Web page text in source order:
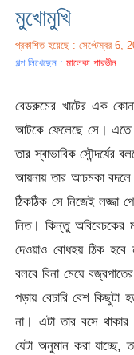
মুখোমুখি
প্রকাশিত হয়েছে : সেপ্টেম্বর 6,
গল্প লিখেছেন :মালেকা পারভীন
বেডরুমের খাটের এক
আটকে ফেলেছে সে। এতে
তার স্বাভাবিক সৌন্দর্যের
আয়নায় তার আচমকা বদলে
ঠিকঠিক সে নিজেই লজ্জা
নিত। কিন্তু অবিবেচকের
দেওয়াও বোধহয় ঠিক হবে
বলবে বিনা মেঘে
পড়ায় বেচারি বেশ
না। এটা তার বসে
যেটা অনুমান করা যাচ্ছে,